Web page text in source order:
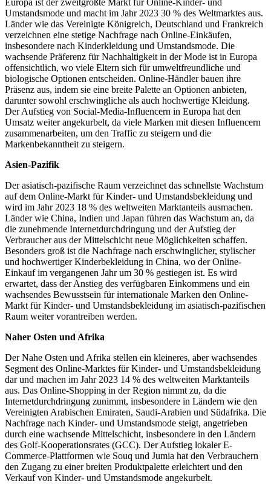
Europa ist der zweitgrößte Markt für Online-Kinder- und
Umstandsmode und macht im Jahr 2023 30 % des Weltmarktes aus.
Länder wie das Vereinigte Königreich, Deutschland und Frankreich
verzeichnen eine stetige Nachfrage nach Online-Einkäufen,
insbesondere nach Kinderkleidung und Umstandsmode. Die
wachsende Präferenz für Nachhaltigkeit in der Mode ist in Europa
offensichtlich, wo viele Eltern sich für umweltfreundliche und
biologische Optionen entscheiden. Online-Händler bauen ihre
Präsenz aus, indem sie eine breite Palette an Optionen anbieten,
darunter sowohl erschwingliche als auch hochwertige Kleidung.
Der Aufstieg von Social-Media-Influencern in Europa hat den
Umsatz weiter angekurbelt, da viele Marken mit diesen Influencern
zusammenarbeiten, um den Traffic zu steigern und die
Markenbekanntheit zu steigern.
Asien-Pazifik
Der asiatisch-pazifische Raum verzeichnet das schnellste Wachstum
auf dem Online-Markt für Kinder- und Umstandsbekleidung und
wird im Jahr 2023 18 % des weltweiten Marktanteils ausmachen.
Länder wie China, Indien und Japan führen das Wachstum an, da
die zunehmende Internetdurchdringung und der Aufstieg der
Verbraucher aus der Mittelschicht neue Möglichkeiten schaffen.
Besonders groß ist die Nachfrage nach erschwinglicher, stylischer
und hochwertiger Kinderbekleidung in China, wo der Online-
Einkauf im vergangenen Jahr um 30 % gestiegen ist. Es wird
erwartet, dass der Anstieg des verfügbaren Einkommens und ein
wachsendes Bewusstsein für internationale Marken den Online-
Markt für Kinder- und Umstandsbekleidung im asiatisch-pazifischen
Raum weiter vorantreiben werden.
Naher Osten und Afrika
Der Nahe Osten und Afrika stellen ein kleineres, aber wachsendes
Segment des Online-Marktes für Kinder- und Umstandsbekleidung
dar und machen im Jahr 2023 14 % des weltweiten Marktanteils
aus. Das Online-Shopping in der Region nimmt zu, da die
Internetdurchdringung zunimmt, insbesondere in Ländern wie den
Vereinigten Arabischen Emiraten, Saudi-Arabien und Südafrika. Die
Nachfrage nach Kinder- und Umstandsmode steigt, angetrieben
durch eine wachsende Mittelschicht, insbesondere in den Ländern
des Golf-Kooperationsrates (GCC). Der Aufstieg lokaler E-
Commerce-Plattformen wie Souq und Jumia hat den Verbrauchern
den Zugang zu einer breiten Produktpalette erleichtert und den
Verkauf von Kinder- und Umstandsmode angekurbelt.